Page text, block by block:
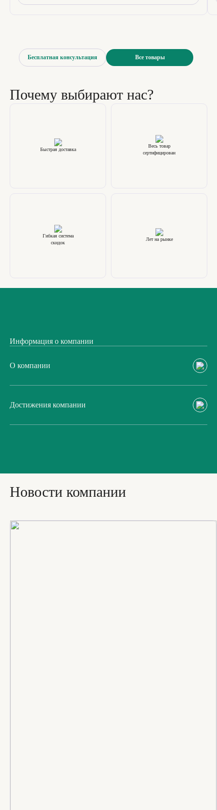
Бесплатная консультация Все товары
Почему выбирают нас?
Быстрая доставка
Весь товар
сертифицирован
Гибкая система
скидок
Лет на рынке
Информация о компании
О компании
Достижения компании
Новости компании